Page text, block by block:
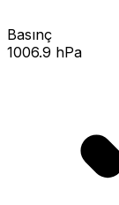
Basınç
1006.9 hPa